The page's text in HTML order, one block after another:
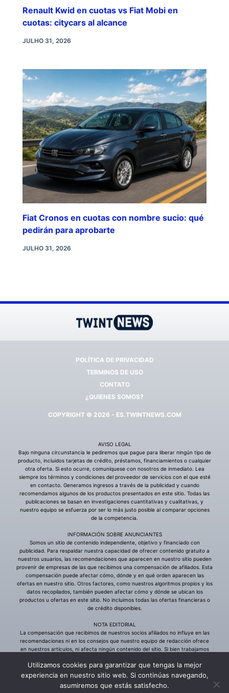
Renault Kwid en cuotas vs Fiat Mobi en
cuotas: citycars al alcance
JULHO 31, 2026
Fiat Cronos en cuotas con nombre sucio: qué
pedirán para aprobarte
JULHO 31, 2026
POLÍTICA DE PRIVACIDAD
TERMINOS DE USO
CONTATO
¿QUIENES SOMOS?
COPYRIGHT © 2026 - ES.TWINTNEWS.COM
Utilizamos cookies para garantizar que tengas la mejor
experiencia en nuestro sitio web. Si continúas navegando,
asumiremos que estás satisfecho.